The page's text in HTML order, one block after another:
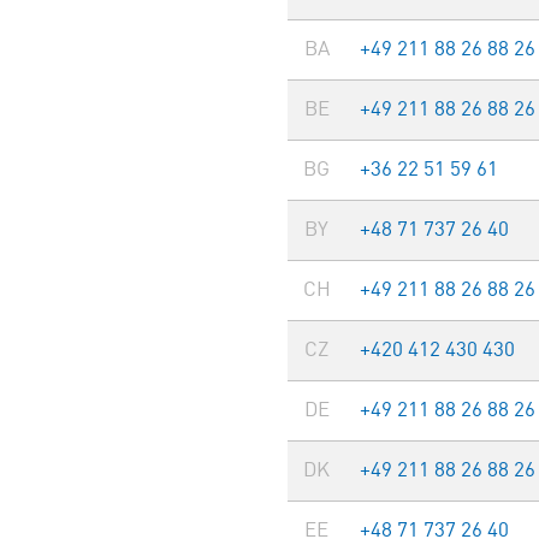
BA +49 211 88 26 88 26
BE +49 211 88 26 88 26
BG +36 22 51 59 61
BY +48 71 737 26 40
CH +49 211 88 26 88 26
CZ +420 412 430 430
DE +49 211 88 26 88 26
DK +49 211 88 26 88 26
EE +48 71 737 26 40